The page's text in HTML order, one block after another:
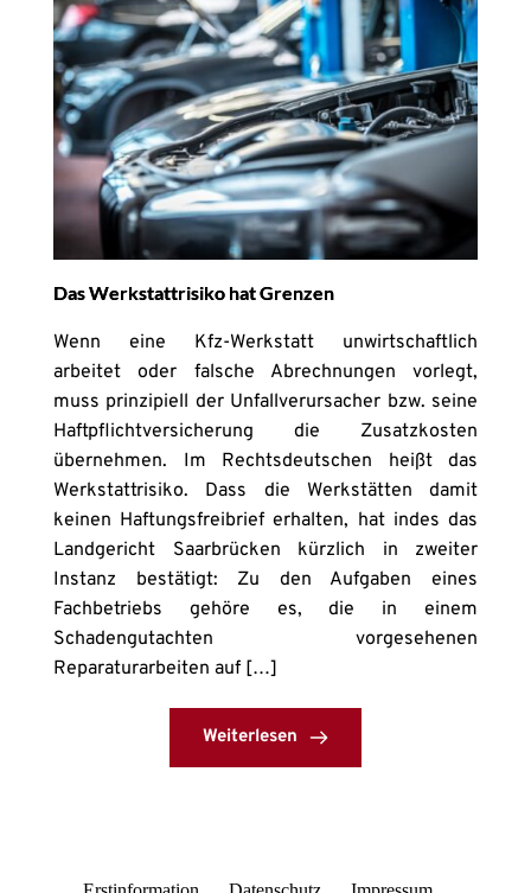
Das Werkstattrisiko hat Grenzen
Wenn eine Kfz-Werkstatt unwirtschaftlich
arbeitet oder falsche Abrechnungen vorlegt,
muss prinzipiell der Unfallverursacher bzw. seine
Haftpflichtversicherung die Zusatzkosten
übernehmen. Im Rechtsdeutschen heißt das
Werkstattrisiko. Dass die Werkstätten damit
keinen Haftungsfreibrief erhalten, hat indes das
Landgericht Saarbrücken kürzlich in zweiter
Instanz bestätigt: Zu den Aufgaben eines
Fachbetriebs gehöre es, die in einem
Schadengutachten vorgesehenen
Reparaturarbeiten auf […]
Weiterlesen